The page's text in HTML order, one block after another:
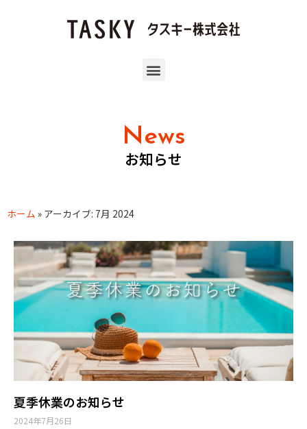
News
お知らせ
ホーム » アーカイブ: 7月 2024
夏季休業のお知らせ
2024年7月26日